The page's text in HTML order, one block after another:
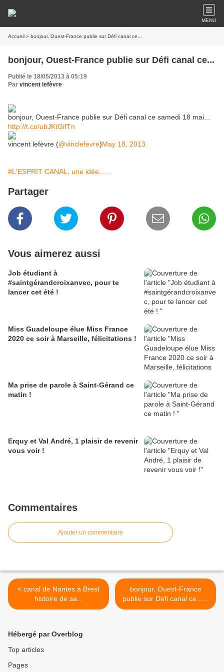
MENU
Accueil » bonjour, Ouest-France publie sur Défi canal ce...
bonjour, Ouest-France publie sur Défi canal ce...
Publié le 18/05/2013 à 05:19
Par vincent lefèvre
bonjour, Ouest-France publie sur Défi canal ce samedi 18 mai...
http://t.co/ubJKtGifTn
vincent lefèvre (@vinclefevre)May 18, 2013
#L'ESPRIT CANAL, une idée......
Partager
Vous aimerez aussi
Job étudiant à
#saintgérandcroixanvec, pour te
lancer cet été !
Miss Guadeloupe élue Miss France
2020 ce soir à Marseille, félicitations !
Ma prise de parole à Saint-Gérand ce
matin !
Erquy et Val André, 1 plaisir de revenir
vous voir !
Commentaires
Ajouter un commentaire
< canal de Nantes à Brest
histoire de sa...
bonjour, Ouest-France
publie sur Défi canal ce......
>
Hébergé par Overblog
Top articles
Pages